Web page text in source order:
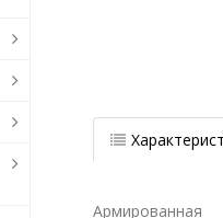
Армированная